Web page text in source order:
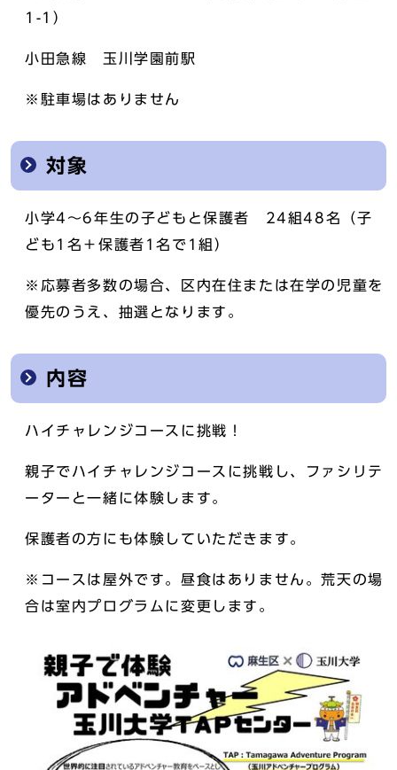
1-1）
小田急線 玉川学園前駅
※駐車場はありません
対象
小学4～6年生の子どもと保護者 24組48名（子
ども1名＋保護者1名で1組）
※応募者多数の場合、区内在住または在学の児童を
優先のうえ、抽選となります。
内容
ハイチャレンジコースに挑戦！
親子でハイチャレンジコースに挑戦し、ファシリテ
ーターと一緒に体験します。
保護者の方にも体験していただきます。
※コースは屋外です。昼食はありません。荒天の場
合は室内プログラムに変更します。